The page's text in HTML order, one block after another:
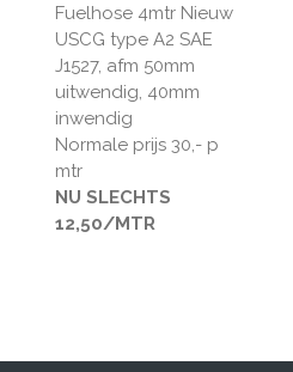
Fuelhose 4mtr Nieuw
USCG type A2 SAE
J1527, afm 50mm
uitwendig, 40mm
inwendig
Normale prijs 30,- p
mtr
NU SLECHTS
12,50/MTR